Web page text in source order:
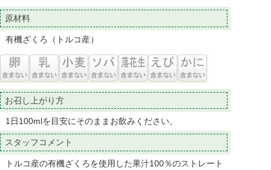
原材料
有機ざくろ（トルコ産）
お召し上がり方
1日100mlを目安にそのままお飲みください。
スタッフコメント
トルコ産の有機ざくろを使用した果汁100％のストレート